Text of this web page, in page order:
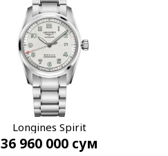
Longines Spirit
L3.810.4.73.6
36 960 000 сум